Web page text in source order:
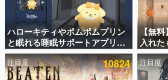
ゲームの企画書
名作ゲームクリエイターの方
聞きし、ヒットする企画（ゲ
きます。
赫本
この物語を解いてはいけない
の形をした短編ホラー小説集
ハローキティやポムポムプリン
と眠れる睡眠サポートアプリ
『ゆめたび』が配信中。キャラ
ごとのASMRや目覚ましアラー
ムも搭載
【無
入れた
ーム
にて無
『
注目度 10824 注目度